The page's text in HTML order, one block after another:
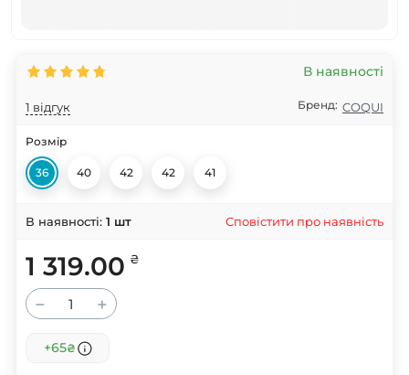
1 відгук
В наявності
Бренд: COQUI
Розмір
36 40 42 42 41
В наявності: 1 шт Сповістити про наявність
1 319.00 ₴
− +
+65₴